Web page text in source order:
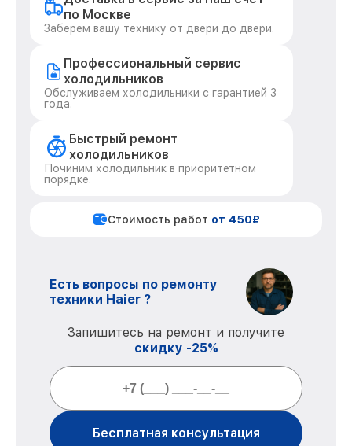
по Москве
Заберем вашу технику от двери до двери.
Профессиональный сервис
холодильников
Обслуживаем холодильники с гарантией 3
года.
Быстрый ремонт
холодильников
Починим холодильник в приоритетном
порядке.
Стоимость работ от 450₽
Есть вопросы по ремонту
техники Haier ?
Запишитесь на ремонт и получите
скидку -25%
Бесплатная консультация